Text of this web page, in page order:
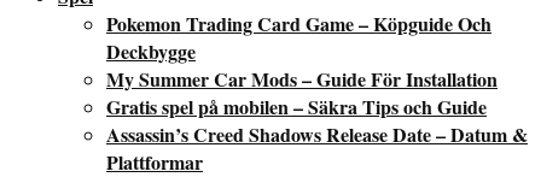
Pokemon Trading Card Game – Köpguide Och
Deckbygge
My Summer Car Mods – Guide För Installation
Gratis spel på mobilen – Säkra Tips och Guide
Assassin’s Creed Shadows Release Date – Datum &
Plattformar